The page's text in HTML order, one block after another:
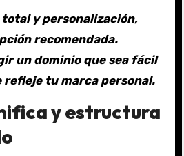
y personalización,
recomendada.
un dominio que sea fácil
refleje tu marca personal.
y estructura